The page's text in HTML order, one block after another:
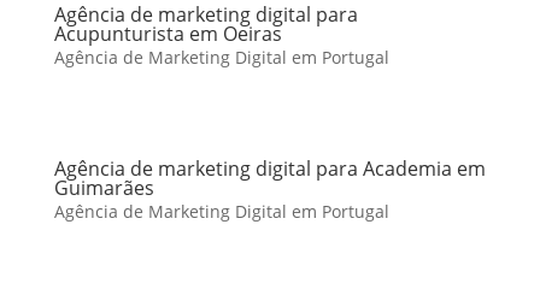
Agência de marketing digital para
Acupunturista em Oeiras
Agência de Marketing Digital em Portugal
Agência de marketing digital para Academia em
Guimarães
Agência de Marketing Digital em Portugal